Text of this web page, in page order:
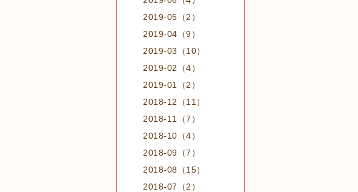
2019-05（2）
2019-04（9）
2019-03（10）
2019-02（4）
2019-01（2）
2018-12（11）
2018-11（7）
2018-10（4）
2018-09（7）
2018-08（15）
2018-07（2）